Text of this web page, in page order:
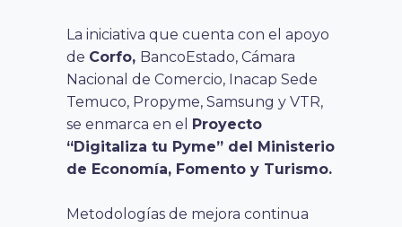
La iniciativa que cuenta con el apoyo
de Corfo, BancoEstado, Cámara
Nacional de Comercio, Inacap Sede
Temuco, Propyme, Samsung y VTR,
se enmarca en el Proyecto
“Digitaliza tu Pyme” del Ministerio
de Economía, Fomento y Turismo.
Metodologías de mejora continua